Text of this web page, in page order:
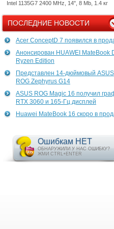
Intel 1135G7 2400 MHz, 14", 8 Mb, 1.4 кг
ПОСЛЕДНИЕ НОВОСТИ
Acer ConceptD 7 появился в
Анонсирован HUAWEI MateBook
Ryzen Edition
Представлен 14-дюймовый ASUS
ROG Zephyrus G14
ASUS ROG Magic 16 получил
RTX 3060 и 165-Гц дисплей
Huawei MateBook 16 скоро в
Ошибкам НЕТ
ОБНАРУЖИЛИ У НАС ОШИБКУ?
ЖМИ CTRL+ENTER